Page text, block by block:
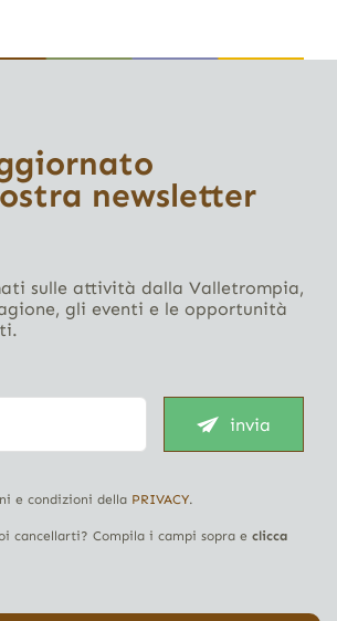
newsletter
sulle attività dalla Valletrompia,
gli eventi e le opportunità
invia
e condizioni della PRIVACY.
cancellarti? Compila i campi sopra e clicca